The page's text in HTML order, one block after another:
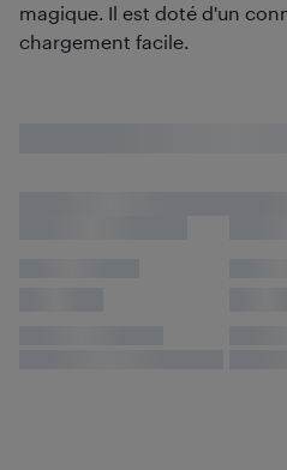
magique. Il est doté d'un
chargement facile.